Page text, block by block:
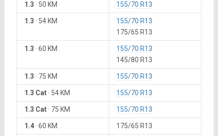
1.3 · 50 KM 155/70 R13
1.3 · 54 KM
155/70 R13
175/65 R13
1.3 · 60 KM
155/70 R13
145/80 R13
1.3 · 75 KM 155/70 R13
1.3 Cat· 54 KM 155/70 R13
1.3 Cat· 75 KM 155/70 R13
1.4· 60 KM 175/65 R13